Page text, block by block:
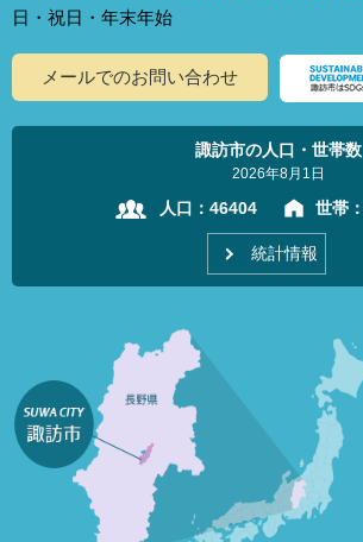
日・祝日・年末年始
メールでのお問い合わせ
諏訪市の人口・世帯数
2026年8月1日
人口： 46404 世帯：
統計情報